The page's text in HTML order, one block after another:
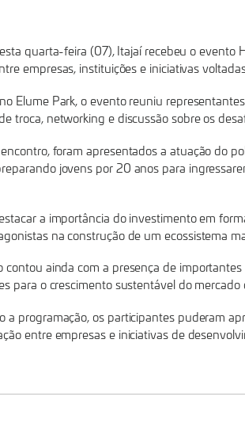
quarta-feira (07), Itajaí recebeu o evento
empresas, instituições e iniciativas
Elume Park, o evento reuniu
troca, networking e discussão sobre os
foram apresentados a atuação do
jovens por 20 anos para
a importância do investimento em
na construção de um ecossistema
contou ainda com a presença de
para o crescimento sustentável do
a programação, os participantes puderam
entre empresas e iniciativas de